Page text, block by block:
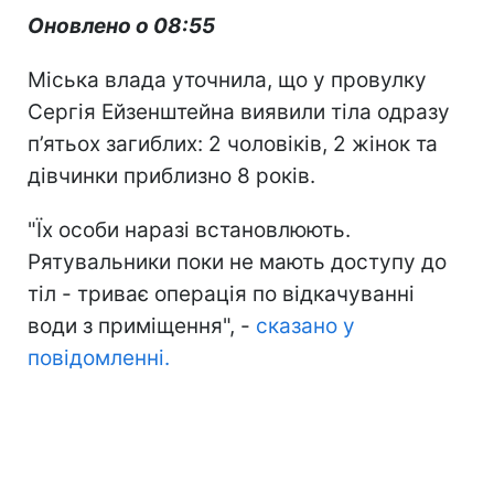
Оновлено о 08:55
Міська влада уточнила, що у провулку
Сергія Ейзенштейна виявили тіла одразу
п’ятьох загиблих: 2 чоловіків, 2 жінок та
дівчинки приблизно 8 років.
"Їх особи наразі встановлюють.
Рятувальники поки не мають доступу до
тіл - триває операція по відкачуванні
води з приміщення", - сказано у
повідомленні.